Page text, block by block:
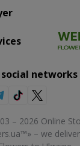
social networks
– 2026 Online
– we